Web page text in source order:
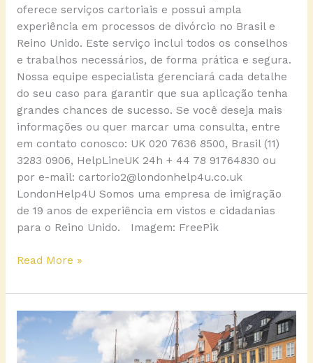
oferece serviços cartoriais e possui ampla
experiência em processos de divórcio no Brasil e
Reino Unido. Este serviço inclui todos os conselhos
e trabalhos necessários, de forma prática e segura.
Nossa equipe especialista gerenciará cada detalhe
do seu caso para garantir que sua aplicação tenha
grandes chances de sucesso. Se você deseja mais
informações ou quer marcar uma consulta, entre
em contato conosco: UK 020 7636 8500, Brasil (11)
3283 0906, HelpLineUK 24h + 44 78 91764830 ou
por e-mail: cartorio2@londonhelp4u.co.uk
LondonHelp4U Somos uma empresa de imigração
de 19 anos de experiência em vistos e cidadanias
para o Reino Unido. Imagem: FreePik
Read More »
Casamento
Dinamarca